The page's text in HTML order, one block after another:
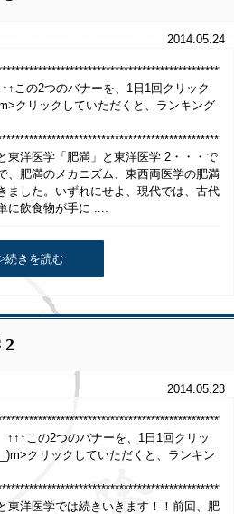
2014.05.24
ナーを、1日1回クリック
クリックしていただくと、ランキング
東洋医学「肥満」と東洋医学 2・・・で
、肥満のメカニズム、東西両医学の肥満
ました。いずれにせよ、現代では、古代
に飲食物が手に ....
>続きを読む
2
2014.05.23
ナーを、1日1回クリッ
クリックしていただくと、ランキン
東洋医学では続きいきます！！前回、肥